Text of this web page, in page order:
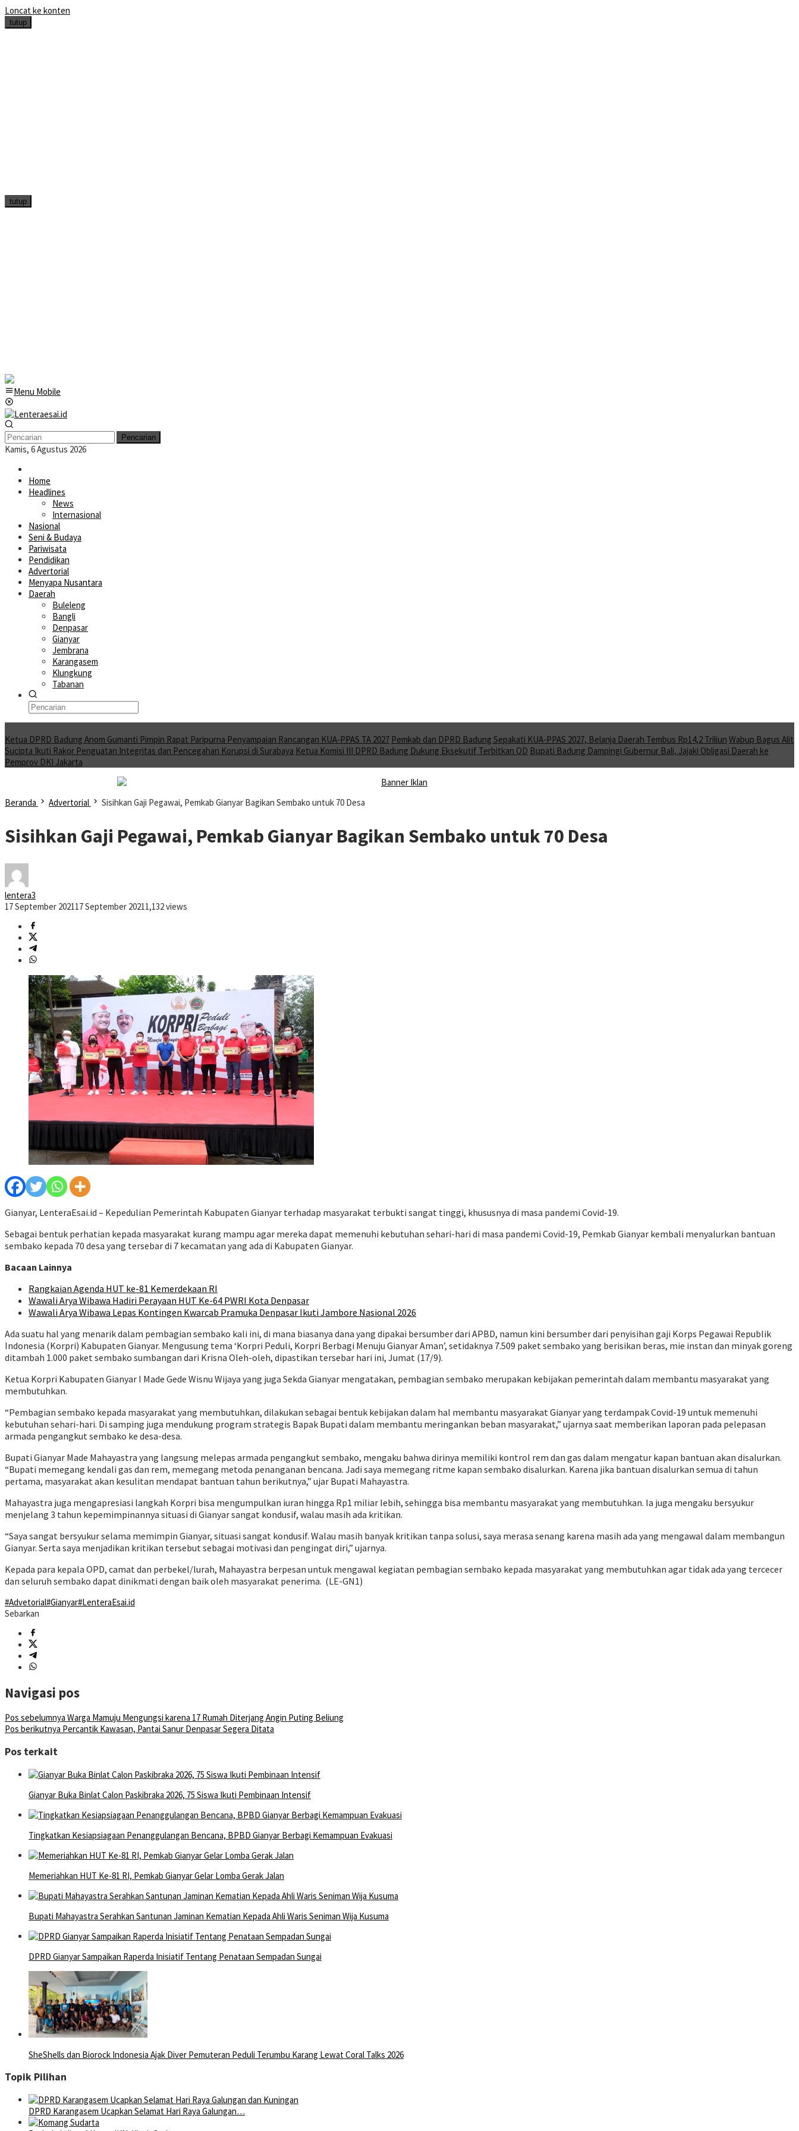
Loncat ke konten
tutup
tutup
Menu Mobile
Pencarian
Kamis, 6 Agustus 2026
Home
Headlines
News
Internasional
Nasional
Seni & Budaya
Pariwisata
Pendidikan
Advertorial
Menyapa Nusantara
Daerah
Buleleng
Bangli
Denpasar
Gianyar
Jembrana
Karangasem
Klungkung
Tabanan
Ketua DPRD Badung Anom Gumanti Pimpin Rapat Paripurna Penyampaian Rancangan KUA-PPAS TA 2027 Pemkab dan DPRD Badung Sepakati KUA-PPAS 2027, Belanja Daerah Tembus Rp14,2 Triliun Wabup Bagus Alit
Sucipta Ikuti Rakor Penguatan Integritas dan Pencegahan Korupsi di Surabaya Ketua Komisi III DPRD Badung Dukung Eksekutif Terbitkan OD Bupati Badung Dampingi Gubernur Bali, Jajaki Obligasi Daerah ke
Pemprov DKI Jakarta
Beranda Advertorial Sisihkan Gaji Pegawai, Pemkab Gianyar Bagikan Sembako untuk 70 Desa
Sisihkan Gaji Pegawai, Pemkab Gianyar Bagikan Sembako untuk 70 Desa
lentera3
17 September 202117 September 20211,132 views
Gianyar, LenteraEsai.id – Kepedulian Pemerintah Kabupaten Gianyar terhadap masyarakat terbukti sangat tinggi, khususnya di masa pandemi Covid-19.
Sebagai bentuk perhatian kepada masyarakat kurang mampu agar mereka dapat memenuhi kebutuhan sehari-hari di masa pandemi Covid-19, Pemkab Gianyar kembali menyalurkan bantuan
sembako kepada 70 desa yang tersebar di 7 kecamatan yang ada di Kabupaten Gianyar.
Bacaan Lainnya
Rangkaian Agenda HUT ke-81 Kemerdekaan RI
Wawali Arya Wibawa Hadiri Perayaan HUT Ke-64 PWRI Kota Denpasar
Wawali Arya Wibawa Lepas Kontingen Kwarcab Pramuka Denpasar Ikuti Jambore Nasional 2026
Ada suatu hal yang menarik dalam pembagian sembako kali ini, di mana biasanya dana yang dipakai bersumber dari APBD, namun kini bersumber dari penyisihan gaji Korps Pegawai Republik
Indonesia (Korpri) Kabupaten Gianyar. Mengusung tema ‘Korpri Peduli, Korpri Berbagi Menuju Gianyar Aman’, setidaknya 7.509 paket sembako yang berisikan beras, mie instan dan minyak goreng
ditambah 1.000 paket sembako sumbangan dari Krisna Oleh-oleh, dipastikan tersebar hari ini, Jumat (17/9).
Ketua Korpri Kabupaten Gianyar I Made Gede Wisnu Wijaya yang juga Sekda Gianyar mengatakan, pembagian sembako merupakan kebijakan pemerintah dalam membantu masyarakat yang
membutuhkan.
“Pembagian sembako kepada masyarakat yang membutuhkan, dilakukan sebagai bentuk kebijakan dalam hal membantu masyarakat Gianyar yang terdampak Covid-19 untuk memenuhi
kebutuhan sehari-hari. Di samping juga mendukung program strategis Bapak Bupati dalam membantu meringankan beban masyarakat,” ujarnya saat memberikan laporan pada pelepasan
armada pengangkut sembako ke desa-desa.
Bupati Gianyar Made Mahayastra yang langsung melepas armada pengangkut sembako, mengaku bahwa dirinya memiliki kontrol rem dan gas dalam mengatur kapan bantuan akan disalurkan.
“Bupati memegang kendali gas dan rem, memegang metoda penanganan bencana. Jadi saya memegang ritme kapan sembako disalurkan. Karena jika bantuan disalurkan semua di tahun
pertama, masyarakat akan kesulitan mendapat bantuan tahun berikutnya,” ujar Bupati Mahayastra.
Mahayastra juga mengapresiasi langkah Korpri bisa mengumpulkan iuran hingga Rp1 miliar lebih, sehingga bisa membantu masyarakat yang membutuhkan. Ia juga mengaku bersyukur
menjelang 3 tahun kepemimpinannya situasi di Gianyar sangat kondusif, walau masih ada kritikan.
“Saya sangat bersyukur selama memimpin Gianyar, situasi sangat kondusif. Walau masih banyak kritikan tanpa solusi, saya merasa senang karena masih ada yang mengawal dalam membangun
Gianyar. Serta saya menjadikan kritikan tersebut sebagai motivasi dan pengingat diri,” ujarnya.
Kepada para kepala OPD, camat dan perbekel/lurah, Mahayastra berpesan untuk mengawal kegiatan pembagian sembako kepada masyarakat yang membutuhkan agar tidak ada yang tercecer
dan seluruh sembako dapat dinikmati dengan baik oleh masyarakat penerima. (LE-GN1)
#Advetorial#Gianyar#LenteraEsai.id
Sebarkan
Navigasi pos
Pos sebelumnya Warga Mamuju Mengungsi karena 17 Rumah Diterjang Angin Puting Beliung
Pos berikutnya Percantik Kawasan, Pantai Sanur Denpasar Segera Ditata
Pos terkait
Gianyar Buka Binlat Calon Paskibraka 2026, 75 Siswa Ikuti Pembinaan Intensif
Tingkatkan Kesiapsiagaan Penanggulangan Bencana, BPBD Gianyar Berbagi Kemampuan Evakuasi
Memeriahkan HUT Ke-81 RI, Pemkab Gianyar Gelar Lomba Gerak Jalan
Bupati Mahayastra Serahkan Santunan Jaminan Kematian Kepada Ahli Waris Seniman Wija Kusuma
DPRD Gianyar Sampaikan Raperda Inisiatif Tentang Penataan Sempadan Sungai
SheShells dan Biorock Indonesia Ajak Diver Pemuteran Peduli Terumbu Karang Lewat Coral Talks 2026
Topik Pilihan
DPRD Karangasem Ucapkan Selamat Hari Raya Galungan…